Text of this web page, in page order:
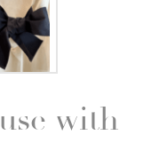
with